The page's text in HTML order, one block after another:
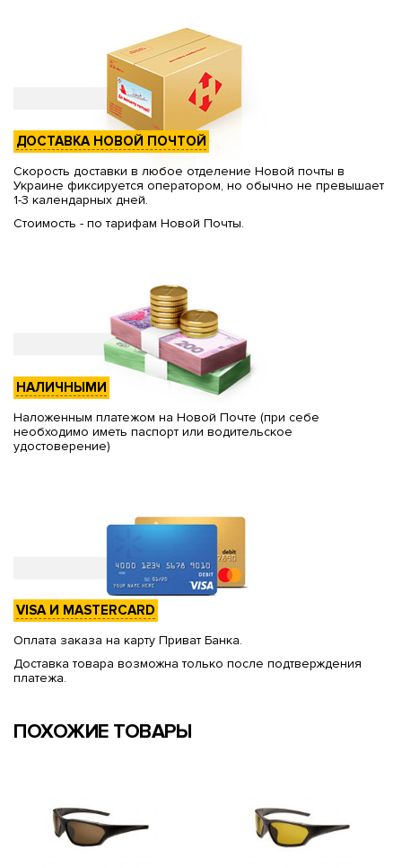
ДОСТАВКА НОВОЙ ПОЧТОЙ
Скорость доставки в любое отделение Новой почты в
Украине фиксируется оператором, но обычно не превышает
1-3 календарных дней.
Стоимость - по тарифам Новой Почты.
НАЛИЧНЫМИ
Наложенным платежом на Новой Почте (при себе
необходимо иметь паспорт или водительское
удостоверение)
VISA И MASTERCARD
Оплата заказа на карту Приват Банка.
Доставка товара возможна только после подтверждения
платежа.
ПОХОЖИЕ ТОВАРЫ